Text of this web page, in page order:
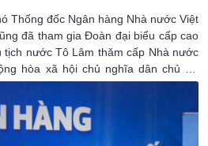
Thống đốc Ngân hàng Nhà nước Việt
đã tham gia Đoàn đại biểu cấp cao
tịch nước Tô Lâm thăm cấp Nhà nước
hòa xã hội chủ nghĩa dân chủ Sri